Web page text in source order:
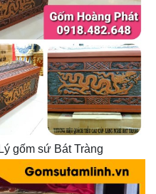
gốm sứ Bát Tràng